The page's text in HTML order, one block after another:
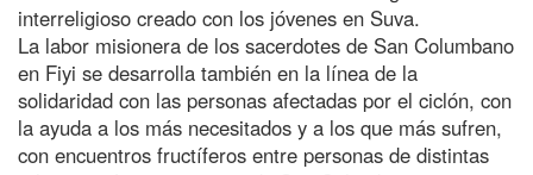
interreligioso creado con los jóvenes en Suva.
La labor misionera de los sacerdotes de San Columbano
en Fiyi se desarrolla también en la línea de la
solidaridad con las personas afectadas por el ciclón, con
la ayuda a los más necesitados y a los que más sufren,
con encuentros fructíferos entre personas de distintas